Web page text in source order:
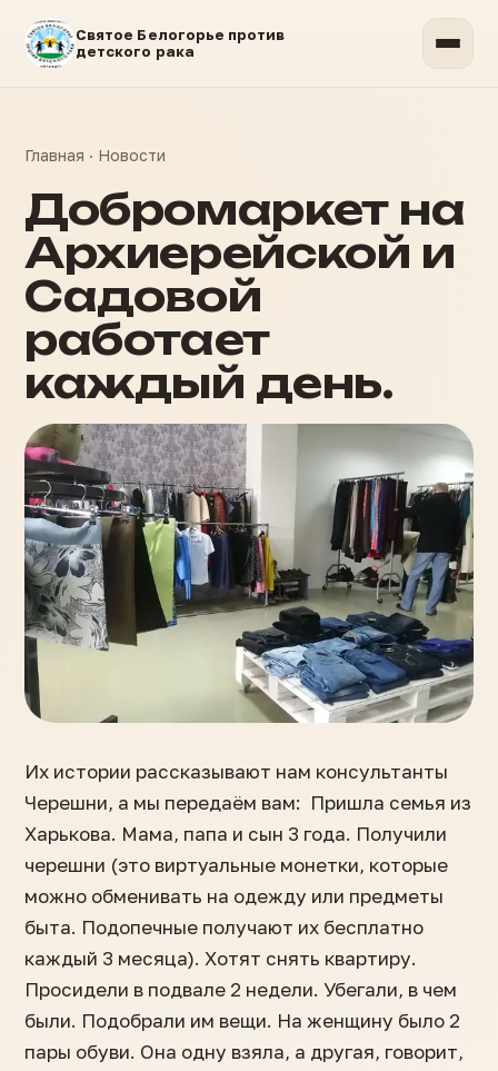
Святое Белогорье против
детского рака
Главная · Новости
Добромаркет на
Архиерейской и
Садовой
работает
каждый день.
Их истории рассказывают нам консультанты
Черешни, а мы передаём вам: Пришла семья из
Харькова. Мама, папа и сын 3 года. Получили
черешни (это виртуальные монетки, которые
можно обменивать на одежду или предметы
быта. Подопечные получают их бесплатно
каждый 3 месяца). Хотят снять квартиру.
Просидели в подвале 2 недели. Убегали, в чем
были. Подобрали им вещи. На женщину было 2
пары обуви. Она одну взяла, а другая, говорит,